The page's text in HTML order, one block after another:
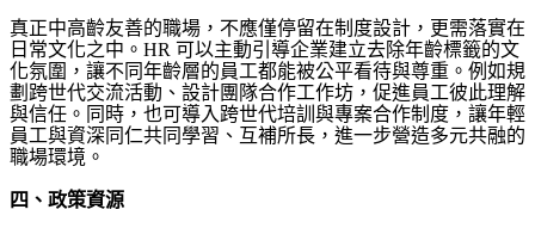
真正中高齡友善的職場，不應僅停留在制度設計，更需落實在
日常文化之中。 HR 可以主動引導企業建立去除年齡標籤的文
化氛圍，讓不同年齡層的員工都能被公平看待與尊重。例如規
劃跨世代交流活動、設計團隊合作工作坊，促進員工彼此理解
與信任。同時，也可導入跨世代培訓與專案合作制度，讓年輕
員工與資深同仁共同學習、互補所長，進一步營造多元共融的
職場環境。
四、政策資源